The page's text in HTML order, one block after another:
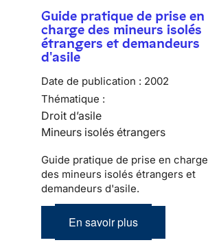
Guide pratique de prise en
charge des mineurs isolés
étrangers et demandeurs
d'asile
Date de publication : 2002
Thématique :
Droit d’asile
Mineurs isolés étrangers
Guide pratique de prise en charge
des mineurs isolés étrangers et
demandeurs d'asile.
En savoir plus